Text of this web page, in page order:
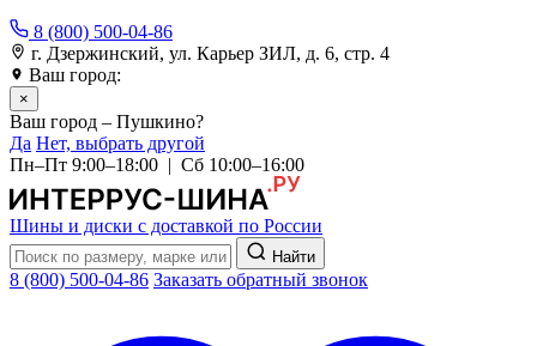
8 (800) 500-04-86
г. Дзержинский, ул. Карьер ЗИЛ, д. 6, стр. 4
Ваш город:
×
Ваш город – Пушкино?
Да Нет, выбрать другой
Пн–Пт 9:00–18:00 | Сб 10:00–16:00
Шины и диски с доставкой по России
Найти
8 (800) 500-04-86 Заказать обратный звонок